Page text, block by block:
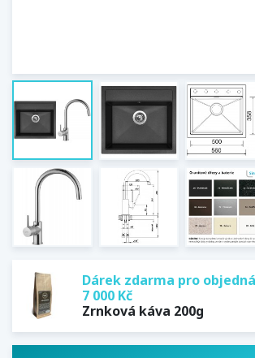
Dárek zdarma pro
7 000 Kč
Zrnková káva 200g